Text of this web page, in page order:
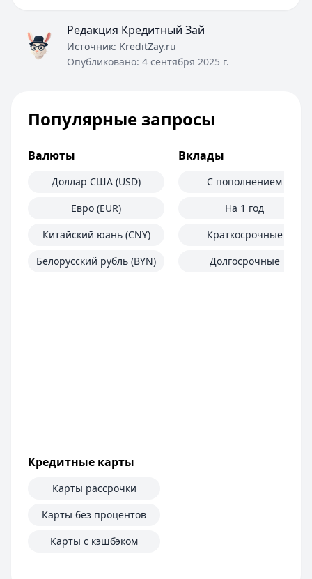
Редакция Кредитный Зай
Источник: KreditZay.ru
Опубликовано: 4 сентября 2025 г.
Популярные запросы
Валюты
Доллар США (USD)
Евро (EUR)
Китайский юань (CNY)
Белорусский рубль (BYN)
Вклады
С пополнением
На 1 год
Краткосрочные
Долгосрочные
Кредитные карты
Карты рассрочки
Карты без процентов
Карты с кэшбэком